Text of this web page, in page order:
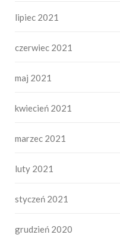
lipiec 2021
czerwiec 2021
maj 2021
kwiecień 2021
marzec 2021
luty 2021
styczeń 2021
grudzień 2020